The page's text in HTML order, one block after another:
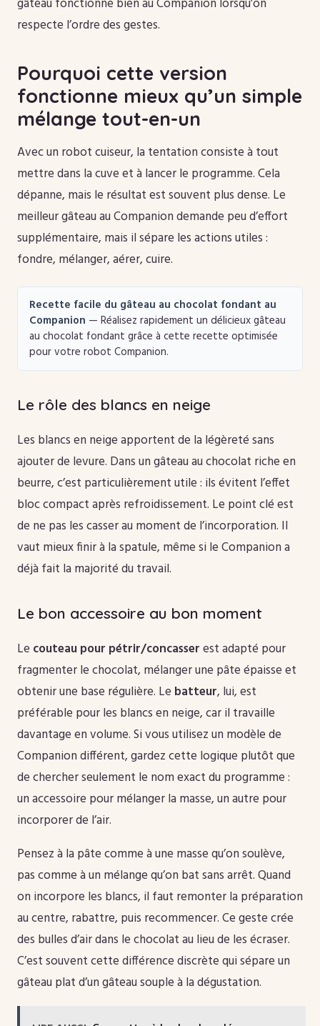
gâteau fonctionne bien au Companion lorsqu’on
respecte l’ordre des gestes.
Pourquoi cette version
fonctionne mieux qu’un simple
mélange tout-en-un
Avec un robot cuiseur, la tentation consiste à tout
mettre dans la cuve et à lancer le programme. Cela
dépanne, mais le résultat est souvent plus dense. Le
meilleur gâteau au Companion demande peu d’effort
supplémentaire, mais il sépare les actions utiles :
fondre, mélanger, aérer, cuire.
Recette facile du gâteau au chocolat fondant au
Companion — Réalisez rapidement un délicieux gâteau
au chocolat fondant grâce à cette recette optimisée
pour votre robot Companion.
Le rôle des blancs en neige
Les blancs en neige apportent de la légèreté sans
ajouter de levure. Dans un gâteau au chocolat riche en
beurre, c’est particulièrement utile : ils évitent l’effet
bloc compact après refroidissement. Le point clé est
de ne pas les casser au moment de l’incorporation. Il
vaut mieux finir à la spatule, même si le Companion a
déjà fait la majorité du travail.
Le bon accessoire au bon moment
Le couteau pour pétrir/concasserest adapté pour
fragmenter le chocolat, mélanger une pâte épaisse et
obtenir une base régulière. Le batteur, lui, est
préférable pour les blancs en neige, car il travaille
davantage en volume. Si vous utilisez un modèle de
Companion différent, gardez cette logique plutôt que
de chercher seulement le nom exact du programme :
un accessoire pour mélanger la masse, un autre pour
incorporer de l’air.
Pensez à la pâte comme à une masse qu’on soulève,
pas comme à un mélange qu’on bat sans arrêt. Quand
on incorpore les blancs, il faut remonter la préparation
au centre, rabattre, puis recommencer. Ce geste crée
des bulles d’air dans le chocolat au lieu de les écraser.
C’est souvent cette différence discrète qui sépare un
gâteau plat d’un gâteau souple à la dégustation.